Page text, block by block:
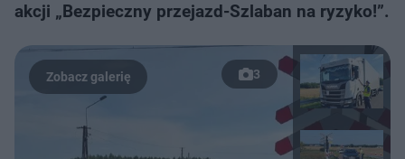
akcji „Bezpieczny przejazd-Szlaban na ryzyko!”.
3